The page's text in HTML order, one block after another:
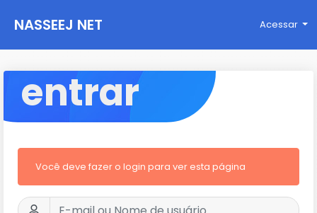
NASSEEJ NET Acessar
entrar
Você deve fazer o login para ver esta página